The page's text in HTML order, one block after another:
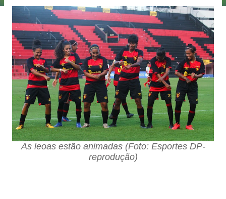
As leoas estão animadas (Foto: Esportes DP-
reprodução)